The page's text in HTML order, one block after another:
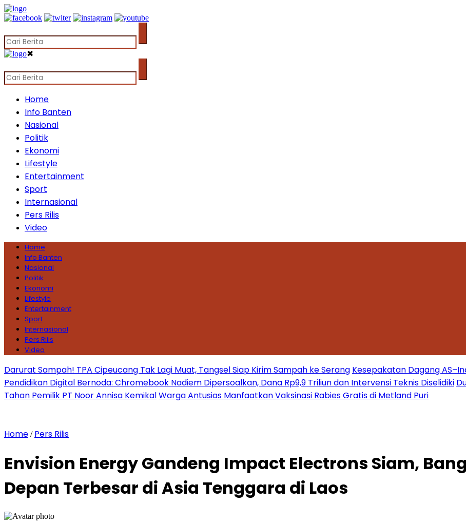
✖
Home
Info Banten
Nasional
Politik
Ekonomi
Lifestyle
Entertainment
Sport
Internasional
Pers Rilis
Video
Home
Info Banten
Nasional
Politik
Ekonomi
Lifestyle
Entertainment
Sport
Internasional
Pers Rilis
Video
Darurat Sampah! TPA Cipeucang Tak Lagi Muat, Tangsel Siap Kirim Sampah ke Serang Kesepakatan Dagang
Pendidikan Digital Bernoda: Chromebook Nadiem Dipersoalkan, Dana Rp9,9 Triliun dan Intervensi Teknis Diselidiki
Tahan Pemilik PT Noor Annisa KemikalWarga Antusias Manfaatkan Vaksinasi Rabies Gratis di Metland Puri
Home / Pers Rilis
Envision Energy Gandeng Impact Electrons Siam,
Depan Terbesar di Asia Tenggara di Laos